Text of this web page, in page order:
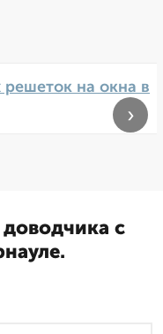
решеток на окна в
›
с